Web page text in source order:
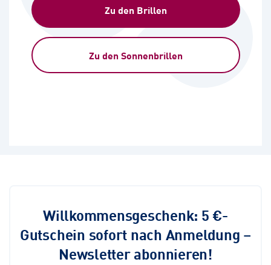
Zu den Brillen
Zu den Sonnenbrillen
Willkommensgeschenk: 5 €-
Gutschein sofort nach Anmeldung –
Newsletter abonnieren!